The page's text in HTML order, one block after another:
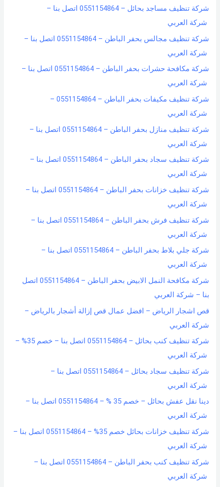
شركة تنظيف مساجد بحائل – 0551154864 اتصل بنا –
شركة العربي
شركة تنظيف مجالس بحفر الباطن – 0551154864 اتصل بنا –
شركة العربي
شركة مكافحة حشرات بحفر الباطن – 0551154864 اتصل بنا –
شركة العربي
شركة تنظيف مكيفات بحفر الباطن – 0551154864 –
شركة العربي
شركة تنظيف منازل بحفر الباطن – 0551154864 اتصل بنا –
شركة العربي
شركة تنظيف سجاد بحفر الباطن – 0551154864 اتصل بنا –
شركة العربي
شركة تنظيف خزانات بحفر الباطن – 0551154864 اتصل بنا –
شركة العربي
شركة تنظيف فرش بحفر الباطن – 0551154864 اتصل بنا –
شركة العربي
شركة جلي بلاط بحفر الباطن – 0551154864 اتصل بنا –
شركة العربي
شركة مكافحة النمل الابيض بحفر الباطن – 0551154864 اتصل
بنا – شركة العربي
قص اشجار الرياض – افضل عمال قص إزالة أشجار بالرياض –
شركة العربي
شركة تنظيف كنب بحائل – 0551154864 اتصل بنا – خصم 35% –
شركة العربي
شركة تنظيف سجاد بحائل – 0551154864 اتصل بنا –
شركة العربي
دينا نقل عفش بحائل – خصم 35 % – 0551154864 اتصل بنا –
شركة العربي
شركة تنظيف خزانات بحائل خصم 35% – 0551154864 اتصل بنا –
شركة العربي
شركة تنظيف كنب بحفر الباطن – 0551154864 اتصل بنا –
شركة العربي